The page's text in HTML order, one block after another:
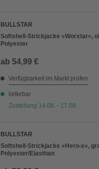
BULLSTAR
Softshell-Strickjacke »Worxtar«,
Polyester
ab 54,99 €
Verfügbarkeit im Markt prüfen
lieferbar
Zustellung 14.08. - 17.08.
BULLSTAR
Softshell-Strickjacke »Hero-x«,
Polyester/Elasthan